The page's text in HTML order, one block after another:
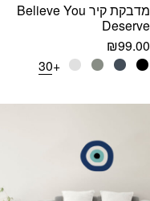
מדבקת קיר Believe You
Deserve
₪99.00
+30